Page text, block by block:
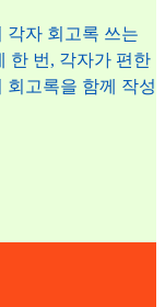
각자 회고록 쓰는
한 번, 각자가 편한
회고록을 함께 작성